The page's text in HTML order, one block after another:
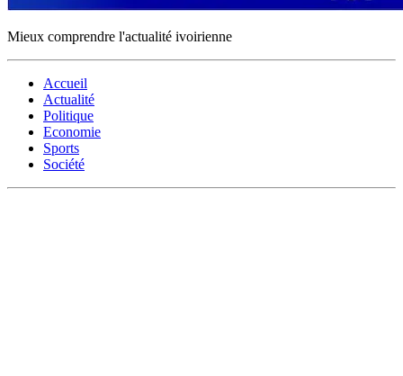
Mieux comprendre l'actualité ivoirienne
Accueil
Actualité
Politique
Economie
Sports
Société